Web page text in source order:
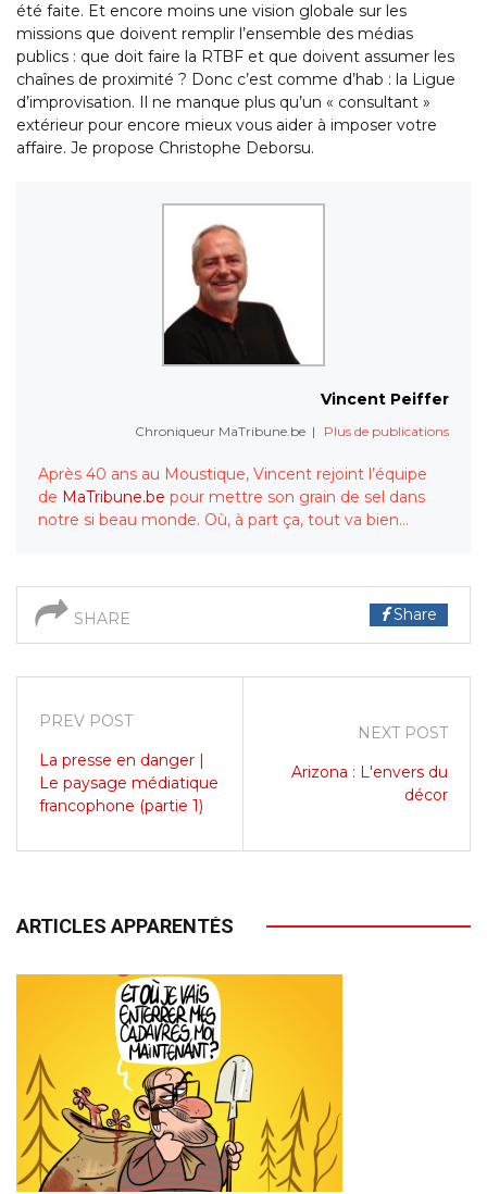
été faite. Et encore moins une vision globale sur les
missions que doivent remplir l’ensemble des médias
publics : que doit faire la RTBF et que doivent assumer les
chaînes de proximité ? Donc c’est comme d’hab : la Ligue
d’improvisation. Il ne manque plus qu’un « consultant »
extérieur pour encore mieux vous aider à imposer votre
affaire. Je propose Christophe Deborsu.
Vincent Peiffer
Chroniqueur MaTribune.be | Plus de publications
Après 40 ans au Moustique, Vincent rejoint l’équipe
de MaTribune.be pour mettre son grain de sel dans
notre si beau monde. Où, à part ça, tout va bien…
SHARE Share
PREV POST
La presse en danger |
Le paysage médiatique
francophone (partie 1)
NEXT POST
Arizona : L'envers du
décor
ARTICLES APPARENTÉS